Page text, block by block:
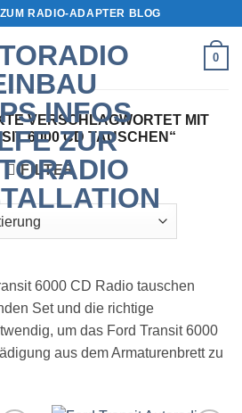
RADIO-ADAPTER BLOG
0
VERSCHLAGWORTET MIT
6000 CD TAUSCHEN“
FILTER
6000 CD Radio tauschen
Set und die richtige
um das Ford Transit 6000
aus dem Armaturenbrett zu